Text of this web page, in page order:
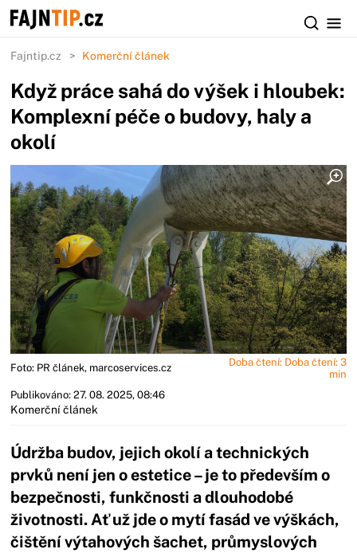
Fajntip.cz Komerční článek
Když práce sahá do výšek i hloubek:
Komplexní péče o budovy, haly a
okolí
Foto: PR článek, marcoservices.cz
Doba čtení: Doba čtení: 3
min
Publikováno: 27. 08. 2025, 08:46
Komerční článek
Údržba budov, jejich okolí a technických
prvků není jen o estetice – je to především o
bezpečnosti, funkčnosti a dlouhodobé
životnosti. Ať už jde o mytí fasád ve výškách,
čištění výtahových šachet, průmyslových